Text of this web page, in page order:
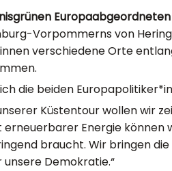
Europaabgeordneten
Vorpommerns von
verschiedene Orte
die beiden
Küstentour wollen wir
Energie können
braucht. Wir bringen
Demokratie.“